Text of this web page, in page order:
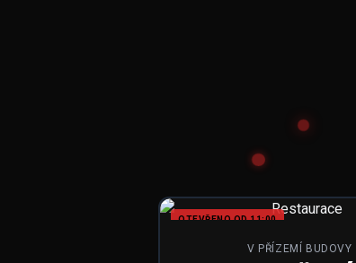
OTEVŘENO OD 11:00
V PŘÍZEMÍ BUDOVY